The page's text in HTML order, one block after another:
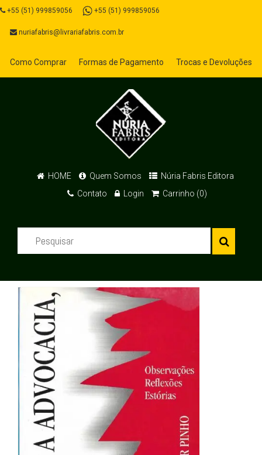
+55 (51) 999859056 +55 (51) 999859056
nuriafabris@livrariafabris.com.br
Como Comprar Formas de Pagamento Trocas e Devoluções
HOME Quem Somos
Núria Fabris Editora
Contato
Login Carrinho (0)